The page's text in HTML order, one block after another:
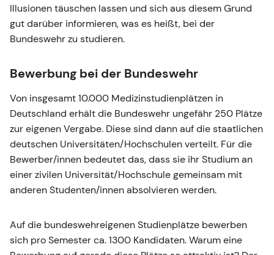
Illusionen täuschen lassen und sich aus diesem Grund
gut darüber informieren, was es heißt, bei der
Bundeswehr zu studieren.
Bewerbung bei der Bundeswehr
Von insgesamt 10.000 Medizinstudienplätzen in
Deutschland erhält die Bundeswehr ungefähr 250 Plätze
zur eigenen Vergabe. Diese sind dann auf die staatlichen
deutschen Universitäten/Hochschulen verteilt. Für die
Bewerber/innen bedeutet das, dass sie ihr Studium an
einer zivilen Universität/Hochschule gemeinsam mit
anderen Studenten/innen absolvieren werden.
Auf die bundeswehreigenen Studienplätze bewerben
sich pro Semester ca. 1300 Kandidaten. Warum eine